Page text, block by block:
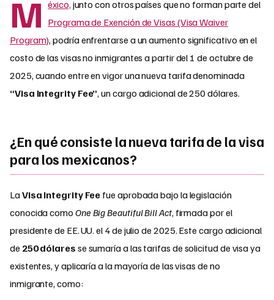
M éxico, junto con otros países que no forman parte del
Programa de Exención de Visas (Visa Waiver
Program), podría enfrentarse a un aumento significativo en el
costo de las visas no inmigrantes a partir del 1 de octubre de
2025, cuando entre en vigor una nueva tarifa denominada
“Visa Integrity Fee”, un cargo adicional de 250 dólares.
¿En qué consiste la nueva tarifa de la visa
para los mexicanos?
LaVisa Integrity Fee fue aprobada bajo la legislación
conocida como One Big Beautiful Bill Act, firmada por el
presidente de EE. UU. el 4 de julio de 2025. Este cargo adicional
de 250 dólares se sumaría a las tarifas de solicitud de visa ya
existentes, y aplicaría a la mayoría de las visas de no
inmigrante, como: